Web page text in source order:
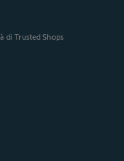
di Trusted Shops